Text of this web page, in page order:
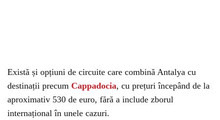
Există și opțiuni de circuite care combină Antalya cu
destinații precum Cappadocia, cu prețuri începând de la
aproximativ 530 de euro, fără a include zborul
internațional în unele cazuri.